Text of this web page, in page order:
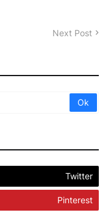
Next Post
Twitter
Pinterest